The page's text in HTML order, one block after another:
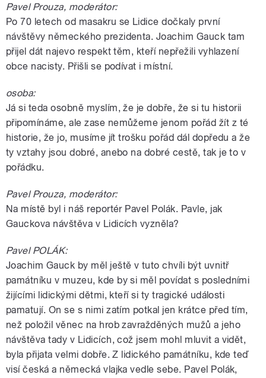
Pavel Prouza, moderátor:
Po 70 letech od masakru se Lidice dočkaly první
návštěvy německého prezidenta. Joachim Gauck tam
přijel dát najevo respekt těm, kteří nepřežili vyhlazení
obce nacisty. Přišli se podívat i místní.
osoba:
Já si teda osobně myslím, že je dobře, že si tu historii
připomínáme, ale zase nemůžeme jenom pořád žít z té
historie, že jo, musíme jít trošku pořád dál dopředu a že
ty vztahy jsou dobré, anebo na dobré cestě, tak je to v
pořádku.
Pavel Prouza, moderátor:
Na místě byl i náš reportér Pavel Polák. Pavle, jak
Gauckova návštěva v Lidicích vyzněla?
Pavel POLÁK:
Joachim Gauck by měl ještě v tuto chvíli být uvnitř
památníku v muzeu, kde by si měl povídat s posledními
žijícími lidickými dětmi, kteří si ty tragické události
pamatují. On se s nimi zatím potkal jen krátce před tím,
než položil věnec na hrob zavražděných mužů a jeho
návštěva tady v Lidicích, což jsem mohl mluvit a vidět,
byla přijata velmi dobře. Z lidického památníku, kde teď
visí česká a německá vlajka vedle sebe. Pavel Polák,